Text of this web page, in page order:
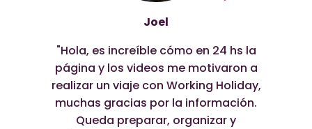
Joel
"Hola, es increíble cómo en 24 hs la
página y los videos me motivaron a
realizar un viaje con Working Holiday,
muchas gracias por la información.
Queda preparar, organizar y